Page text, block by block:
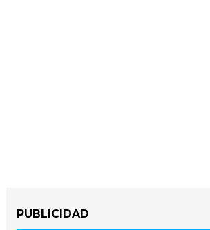
PUBLICIDAD